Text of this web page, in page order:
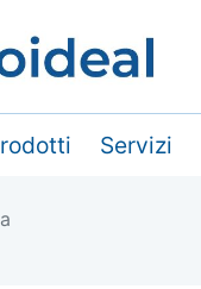
Servizi